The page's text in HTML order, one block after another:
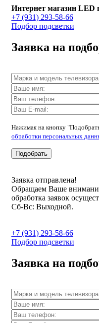
Интернет магазин LED
+7 (931) 293-58-66
Подбор подсветки
Заявка на
Нажимая на кнопку
обработки персональных
Подобрать
Заявка отправлена!
Обращаем Ваше
обработка заявок
Сб-Вс: Выходной.
+7 (931) 293-58-66
Подбор подсветки
Заявка на